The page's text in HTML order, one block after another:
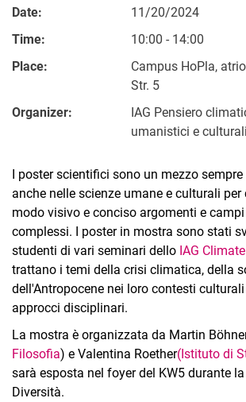
Date:
11/20/2024
Time:
10:00 - 14:00
Place:
Campus HoPla,
Str. 5
Organizer:
IAG Pensiero
umanistici e
I poster scientifici sono un mezzo
anche nelle scienze umane e culturali
modo visivo e conciso argomenti e
complessi. I poster in mostra sono stati
studenti di vari seminari dello IAG
trattano i temi della crisi climatica, della
dell'Antropocene nei loro contesti
approcci disciplinari.
La mostra è organizzata da Martin
Filosofia) e Valentina Roether(Istituto di
sarà esposta nel foyer del KW5 durante
Diversità.